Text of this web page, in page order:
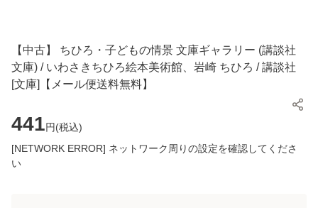
【中古】 ちひろ・子どもの情景 文庫ギャラリー (講談社
文庫) / いわさきちひろ絵本美術館、岩崎 ちひろ / 講談社
[文庫]【メール便送料無料】
441円(税込)
[NETWORK ERROR] ネットワーク周りの設定を確認してくださ
い